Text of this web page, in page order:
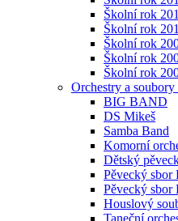
Školní rok
Školní rok
Školní rok
Školní rok
Školní rok
Orchestry a
BIG BAND
DS Mikeš
Samba Band
Komorní
Dětský
Pěvecký
Pěvecký sbor
Houslový
Taneční